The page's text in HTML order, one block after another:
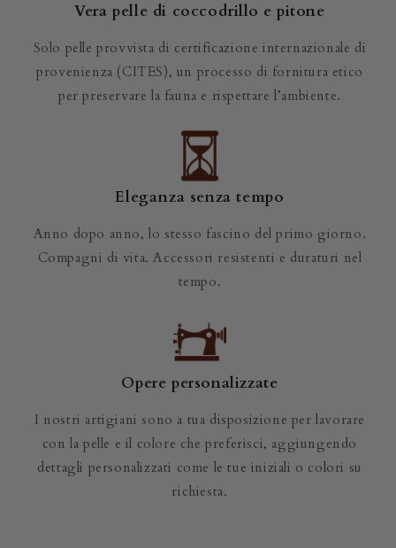
Vera pelle di coccodrillo e pitone
Solo pelle provvista di certificazione internazionale di
provenienza (CITES), un processo di fornitura etico
per preservare la fauna e rispettare l’ambiente.
Eleganza senza tempo
Anno dopo anno, lo stesso fascino del primo giorno.
Compagni di vita. Accessori resistenti e duraturi nel
tempo.
Opere personalizzate
I nostri artigiani sono a tua disposizione per lavorare
con la pelle e il colore che preferisci, aggiungendo
dettagli personalizzati come le tue iniziali o colori su
richiesta.